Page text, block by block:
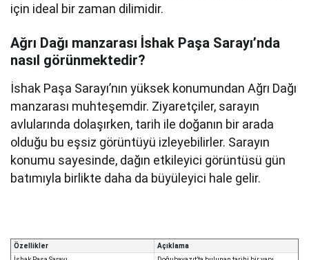
için ideal bir zaman dilimidir.
Ağrı Dağı manzarası İshak Paşa Sarayı’nda
nasıl görünmektedir?
İshak Paşa Sarayı’nın yüksek konumundan Ağrı Dağı
manzarası muhteşemdir. Ziyaretçiler, sarayın
avlularında dolaşırken, tarih ile doğanın bir arada
olduğu bu eşsiz görüntüyü izleyebilirler. Sarayın
konumu sayesinde, dağın etkileyici görüntüsü gün
batımıyla birlikte daha da büyüleyici hale gelir.
Özellikler
Açıklama